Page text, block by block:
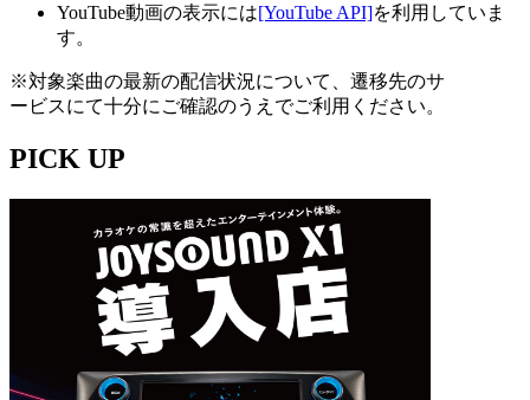
YouTube動画の表示には[YouTube API]を利用していま
す。
※対象楽曲の最新の配信状況について、遷移先のサ
ービスにて十分にご確認のうえでご利用ください。
PICK UP